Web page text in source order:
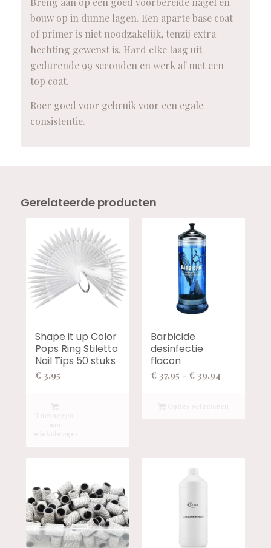
bouw op in dunne lagen. Een aparte base coat
of primer is niet noodzakelijk, tenzij extra
hechting gewenst is. Hard elke laag uit
gedurende 99 seconden en werk af met een
top coat.
Roer goed voor gebruik voor een egale
consistentie.
Gerelateerde producten
Shape it up Color
Pops Ring Stiletto
Nail Tips 50 stuks
€ 3,95
Barbicide
desinfectie
flacon
€ 37,95 - € 39,94Prijsklasse: